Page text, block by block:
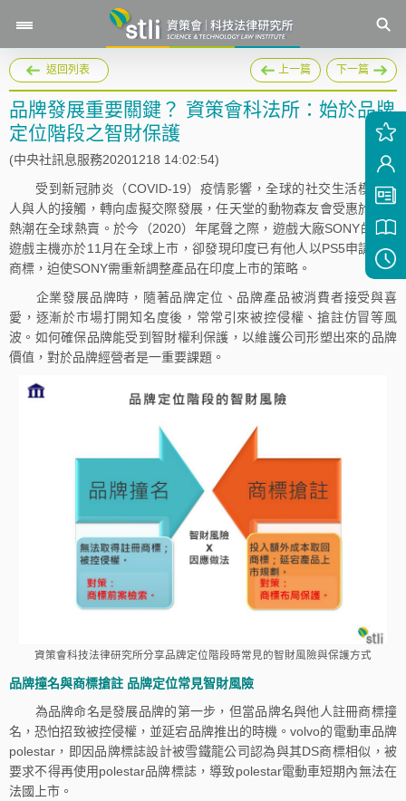
返回列表 上一篇 下一篇
品牌發展重要關鍵？ 資策會科法所：始於品牌
定位階段之智財保護
(中央社訊息服務20201218 14:02:54)
受到新冠肺炎（COVID-19）疫情影響，全球的社交生活模式從
人與人的接觸，轉向虛擬交際發展，任天堂的動物森友會受惠於此波
熱潮在全球熱賣。於今（2020）年尾聲之際，遊戲大廠SONY的PS5
遊戲主機亦於11月在全球上市，卻發現印度已有他人以PS5申請註冊
商標，迫使SONY需重新調整產品在印度上市的策略。
企業發展品牌時，隨著品牌定位、品牌產品被消費者接受與喜
愛，逐漸於市場打開知名度後，常常引來被控侵權、搶註仿冒等風
波。如何確保品牌能受到智財權利保護，以維護公司形塑出來的品牌
價值，對於品牌經營者是一重要課題。
資策會科技法律研究所分享品牌定位階段時常見的智財風險與保護方式
品牌撞名與商標搶註 品牌定位常見智財風險
為品牌命名是發展品牌的第一步，但當品牌名與他人註冊商標撞
名，恐怕招致被控侵權，並延宕品牌推出的時機。volvo的電動車品牌
polestar，即因品牌標誌設計被雪鐵龍公司認為與其DS商標相似，被
要求不得再使用polestar品牌標誌，導致polestar電動車短期內無法在
法國上市。